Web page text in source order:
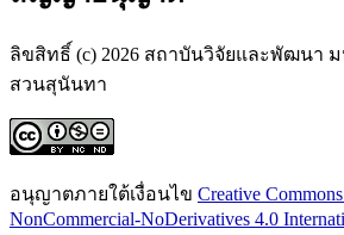
ลิขสิทธิ์ (c) 2026 สถาบันวิจัยและพัฒนา
สวนสุนันทา
อนุญาตภายใต้เงื่อนไข Creative
NonCommercial-NoDerivatives 4.0